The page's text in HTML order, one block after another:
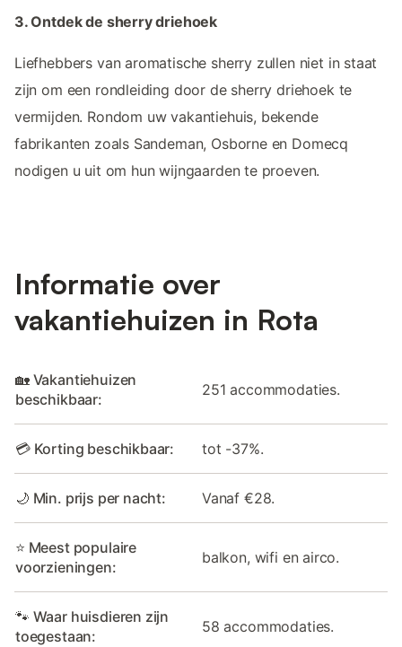
3. Ontdek de sherry driehoek
Liefhebbers van aromatische sherry zullen niet in staat
zijn om een rondleiding door de sherry driehoek te
vermijden. Rondom uw vakantiehuis, bekende
fabrikanten zoals Sandeman, Osborne en Domecq
nodigen u uit om hun wijngaarden te proeven.
Informatie over
vakantiehuizen in Rota
🏡 Vakantiehuizen
beschikbaar:
251 accommodaties.
💳 Korting beschikbaar: tot -37%.
🌙 Min. prijs per nacht: Vanaf €28.
⭐ Meest populaire
voorzieningen:
balkon, wifi en airco.
🐾 Waar huisdieren zijn
toegestaan:
58 accommodaties.